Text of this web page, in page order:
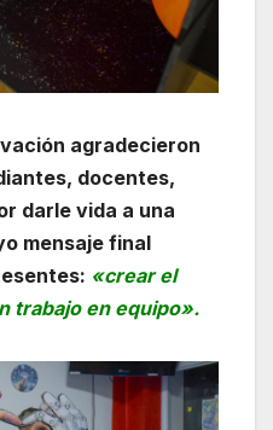
agradecieron
docentes,
darle vida a una
mensaje final
«crear el
trabajo en equipo».